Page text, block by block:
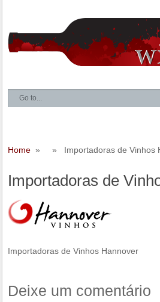
Home » » Importadoras de Vinhos
Importadoras de
Importadoras de Vinhos Hannover
Deixe um comentário